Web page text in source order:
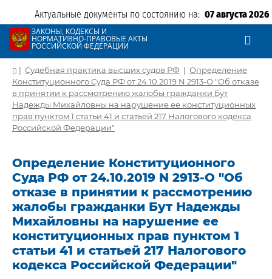
Актуальные документы по состоянию на: 07 августа 2026
ЗАКОНЫ, КОДЕКСЫ И
НОРМАТИВНО-ПРАВОВЫЕ АКТЫ
РОССИЙСКОЙ ФЕДЕРАЦИИ
| Судебная практика высших судов РФ | Определение
Конституционного Суда РФ от 24.10.2019 N 2913-О "Об отказе
в принятии к рассмотрению жалобы гражданки Бут
Надежды Михайловны на нарушение ее конституционных
прав пунктом 1 статьи 41 и статьей 217 Налогового кодекса
Российской Федерации"
Определение Конституционного
Суда РФ от 24.10.2019 N 2913-О "Об
отказе в принятии к рассмотрению
жалобы гражданки Бут Надежды
Михайловны на нарушение ее
конституционных прав пунктом 1
статьи 41 и статьей 217 Налогового
кодекса Российской Федерации"